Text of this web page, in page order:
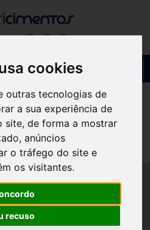
cookies
outras tecnologias de
a sua experiência de
site, de forma a mostrar
anúncios
o tráfego do site e
os visitantes.
recuso
COM RODAS
FORNO